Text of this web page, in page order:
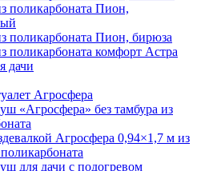
поликарбоната Пион,
поликарбоната Пион, бирюза
поликарбоната комфорт Астра
дачи
Агросфера
«Агросфера» без тамбура из
Агросфера 0,94×1,7 м из
для дачи с подогревом